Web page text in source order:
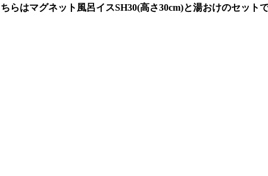
らはマグネット風呂イスSH30(高さ30cm)と湯おけのセットで